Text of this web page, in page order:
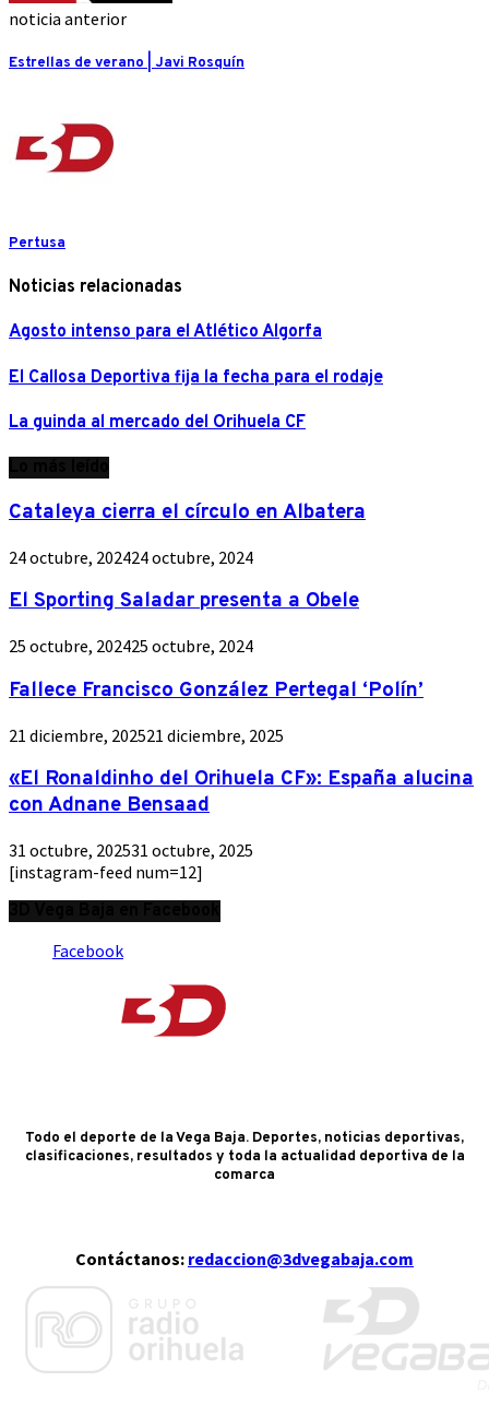
noticia anterior
Estrellas de verano | Javi Rosquín
Pertusa
Noticias relacionadas
Agosto intenso para el Atlético Algorfa
El Callosa Deportiva fija la fecha para el rodaje
La guinda al mercado del Orihuela CF
Cataleya cierra el círculo en Albatera
24 octubre, 202424 octubre, 2024
El Sporting Saladar presenta a Obele
25 octubre, 202425 octubre, 2024
Fallece Francisco González Pertegal ‘Polín’
21 diciembre, 202521 diciembre, 2025
«El Ronaldinho del Orihuela CF»: España alucina
con Adnane Bensaad
31 octubre, 202531 octubre, 2025
[instagram-feed num=12]
Facebook
Todo el deporte de la Vega Baja. Deportes, noticias deportivas,
clasificaciones, resultados y toda la actualidad deportiva de la
comarca
Contáctanos: redaccion@3dvegabaja.com